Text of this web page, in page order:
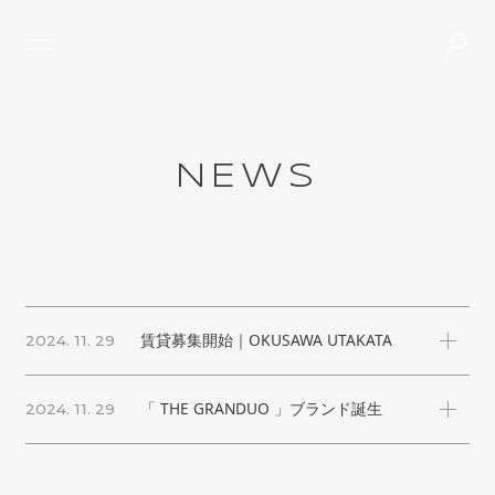
N E W S
2024. 11. 29 賃貸募集開始｜OKUSAWA UTAKATA
2024. 11. 29 「 THE GRANDUO 」ブランド誕生
NEWS
THE GRANHAUS